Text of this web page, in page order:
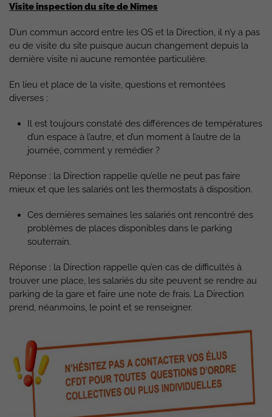
Visite inspection du site de Nîmes
D’un commun accord entre les OS et la Direction, il n’y a pas
eu de visite du site puisque aucun changement depuis la
dernière visite ni aucune remontée particulière.
En lieu et place de la visite, questions et remontées
diverses :
Il est toujours constaté des différences de températures
d’un espace à l’autre, et d’un moment à l’autre de la
journée, comment y remédier ?
Réponse : la Direction rappelle qu’elle ne peut pas faire
mieux et que les salariés ont les thermostats à disposition.
Ces dernières semaines les salariés ont rencontré des
problèmes de places disponibles dans le parking
souterrain.
Réponse : la Direction rappelle qu’en cas de difficultés à
trouver une place, les salariés du site peuvent se rendre au
parking de la gare et faire une note de frais. La Direction
prend, néanmoins, le point et se renseigner.